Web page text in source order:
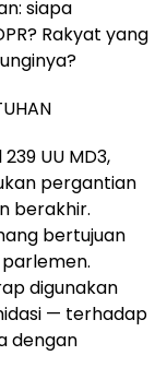
siapa
Rakyat yang
UU MD3,
pergantian
berakhir.
bertujuan
digunakan
— terhadap
dengan